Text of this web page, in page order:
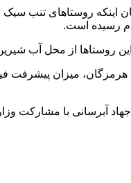
رسیده است.
آب شیرین کن دژگان تامین خواهد شد و
آبرسانی با مشارکت